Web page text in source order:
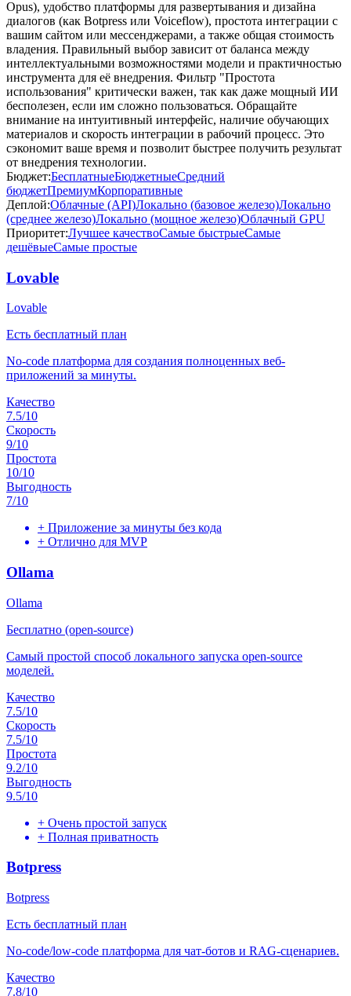
Opus), удобство платформы для развертывания и дизайна
диалогов (как Botpress или Voiceflow), простота интеграции с
вашим сайтом или мессенджерами, а также общая стоимость
владения. Правильный выбор зависит от баланса между
интеллектуальными возможностями модели и практичностью
инструмента для её внедрения. Фильтр "Простота
использования" критически важен, так как даже мощный ИИ
бесполезен, если им сложно пользоваться. Обращайте
внимание на интуитивный интерфейс, наличие обучающих
материалов и скорость интеграции в рабочий процесс. Это
сэкономит ваше время и позволит быстрее получить результат
от внедрения технологии.
Бюджет:БесплатныеБюджетныеСредний
бюджетПремиумКорпоративные
Деплой:Облачные (API)Локально (базовое железо)Локально
(среднее железо)Локально (мощное железо)Облачный GPU
Приоритет:Лучшее качествоСамые быстрыеСамые
дешёвыеСамые простые
Lovable
Lovable
Есть бесплатный план
No-code платформа для создания полноценных веб-
приложений за минуты.
Качество
7.5/10
Скорость
9/10
Простота
10/10
Выгодность
7/10
+ Приложение за минуты без кода
+ Отлично для MVP
Ollama
Ollama
Бесплатно (open-source)
Самый простой способ локального запуска open-source
моделей.
Качество
7.5/10
Скорость
7.5/10
Простота
9.2/10
Выгодность
9.5/10
+ Очень простой запуск
+ Полная приватность
Botpress
Botpress
Есть бесплатный план
No-code/low-code платформа для чат-ботов и RAG-сценариев.
Качество
7.8/10